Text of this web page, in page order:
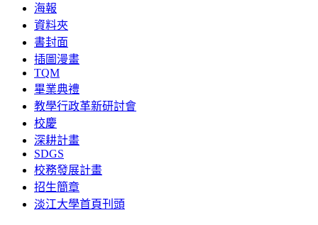
海報
資料夾
書封面
插圖漫畫
TQM
畢業典禮
教學行政革新研討會
校慶
深耕計畫
SDGS
校務發展計畫
招生簡章
淡江大學首頁刊頭